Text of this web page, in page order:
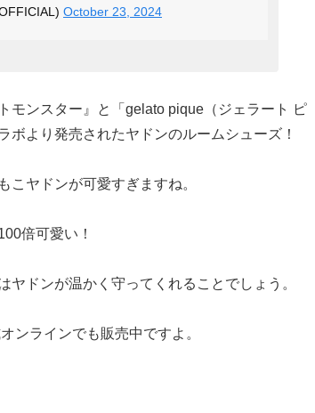
October 23, 2024
モンスター』と「gelato pique（ジェラート ピ
ボより発売されたヤドンのルームシューズ！
こヤドンが可愛すぎますね。
倍可愛い！
ヤドンが温かく守ってくれることでしょう。
ンラインでも販売中ですよ。